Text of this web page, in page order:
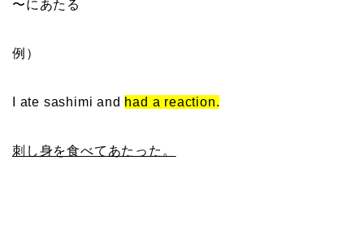
〜にあたる
例）
I ate sashimi and had a reaction.
刺し身を食べてあたった。